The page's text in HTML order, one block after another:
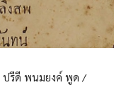
ปรีดี พนมยงค์ พูด /